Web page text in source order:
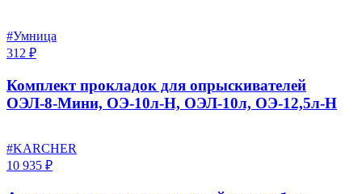
#Умница
312 ₽
Комплект прокладок для опрыскивателей
ОЭЛ-8-Мини, ОЭ-10л-Н, ОЭЛ-10л, ОЭ-12,5л-Н
#KARCHER
10 935 ₽